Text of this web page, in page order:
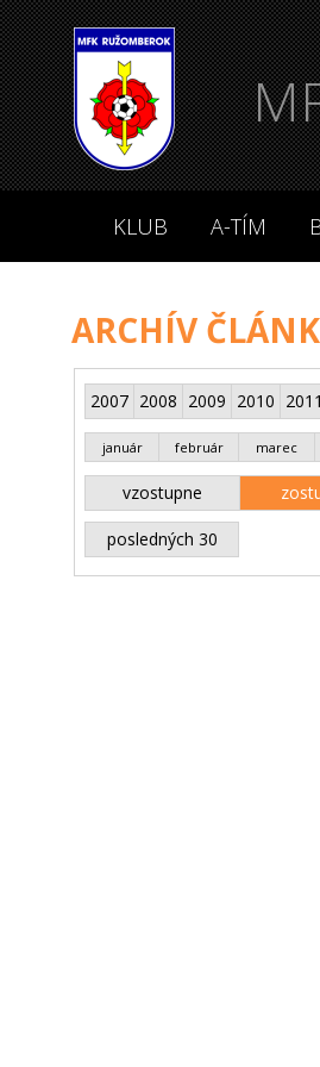
KLUB A-TÍM
ARCHÍV
2007 2008 2009 2010 2011
január február marec
vzostupne
posledných 30